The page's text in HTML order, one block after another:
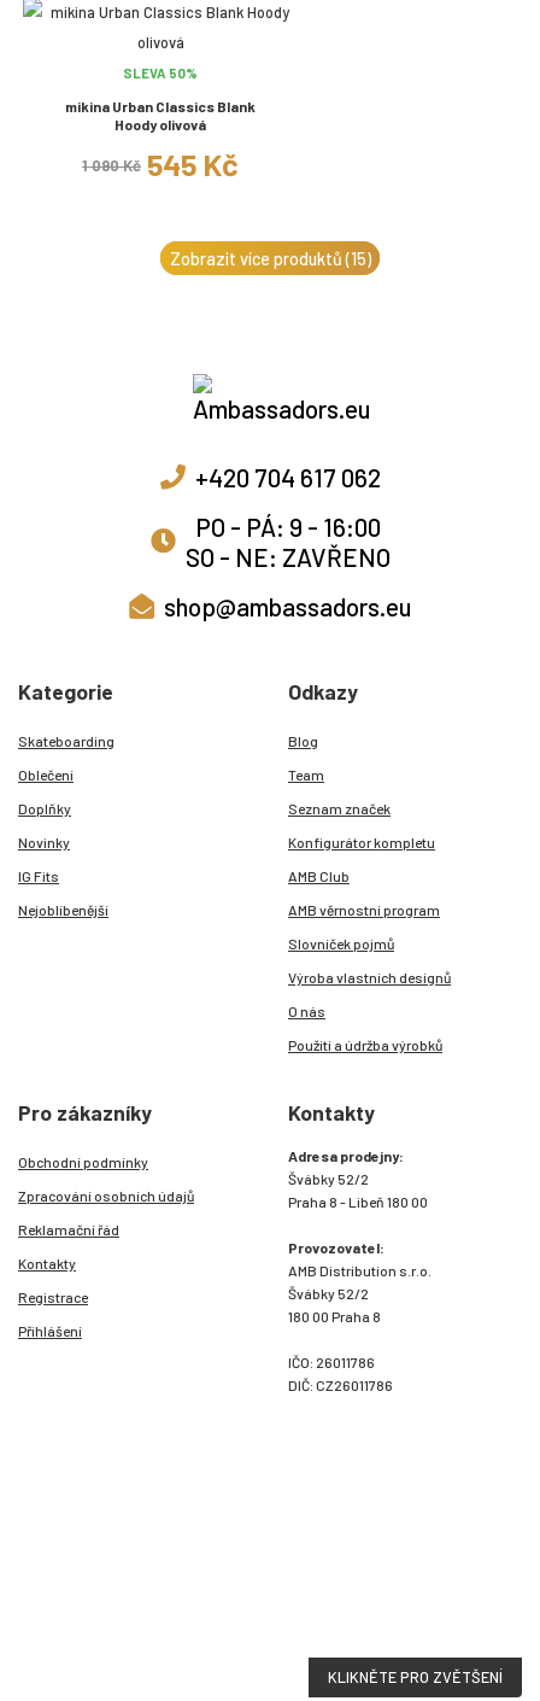
SLEVA 50%
mikina Urban Classics Blank
Hoody olivová
1 090 Kč 545 Kč
Zobrazit více produktů (15)
+420 704 617 062
PO - PÁ: 9 - 16:00
SO - NE: ZAVŘENO
shop@ambassadors.eu
Kategorie
Skateboarding
Oblečení
Doplňky
Novinky
IG Fits
Nejoblíbenější
Odkazy
Blog
Team
Seznam značek
Konfigurátor kompletu
AMB Club
AMB věrnostní program
Slovníček pojmů
Výroba vlastních designů
O nás
Použití a údržba výrobků
Pro zákazníky
Obchodní podmínky
Zpracování osobních údajů
Reklamační řád
Kontakty
Registrace
Přihlášení
Kontakty
Adresa prodejny:
Švábky 52/2
Praha 8 - Libeň 180 00
Provozovatel:
AMB Distribution s.r.o.
Švábky 52/2
180 00 Praha 8
IČO: 26011786
DIČ: CZ26011786
KLIKNĚTE PRO ZVĚTŠENÍ